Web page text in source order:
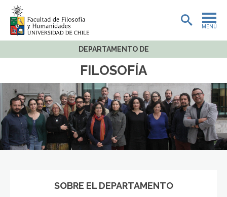
MENÚ
PORTADA
ADMISIÓN
PREGRADO
POSTGRADO
INVESTIGACIÓN
BIBLIOTECA
DEPARTAMENTO DE
FILOSOFÍA
SOBRE EL DEPARTAMENTO